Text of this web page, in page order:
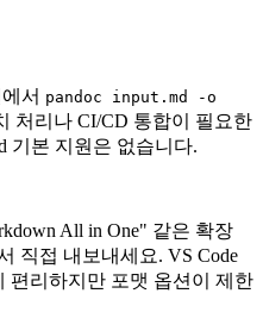
서 pandoc input.md -o
처리나 CI/CD 통합이 필요한
기본 지원은 없습니다.
All in One" 같은 확장
직접 내보내세요. VS Code
편리하지만 포맷 옵션이 제한